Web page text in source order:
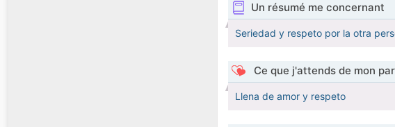
Un résumé me concernant
Seriedad y respeto por la otra
Ce que j'attends de mon
Llena de amor y respeto